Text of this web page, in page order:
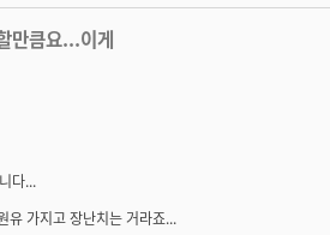
만큼요...이게
다...
유 가지고 장난치는 거라죠...